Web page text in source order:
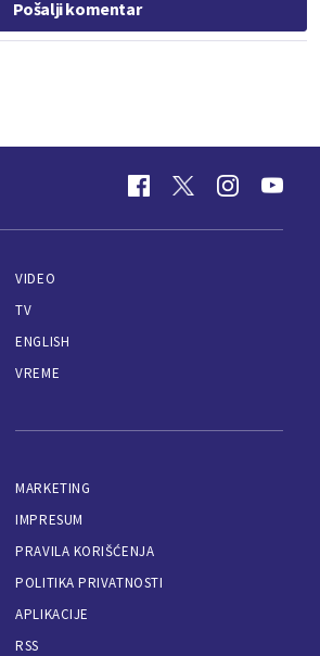
Pošalji komentar
VIDEO
TV
ENGLISH
VREME
MARKETING
IMPRESUM
PRAVILA KORIŠĆENJA
POLITIKA PRIVATNOSTI
APLIKACIJE
RSS